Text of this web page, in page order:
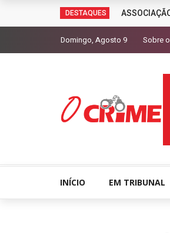
DESTAQUES
Domingo, Agosto 9 Sobre
INÍCIO EM TRIBUNAL